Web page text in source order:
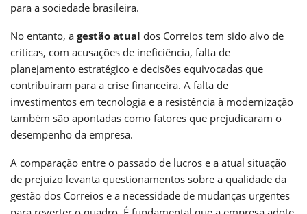
para a sociedade brasileira.
No entanto, a gestão atual dos Correios tem sido alvo de
críticas, com acusações de ineficiência, falta de
planejamento estratégico e decisões equivocadas que
contribuíram para a crise financeira. A falta de
investimentos em tecnologia e a resistência à modernização
também são apontadas como fatores que prejudicaram o
desempenho da empresa.
A comparação entre o passado de lucros e a atual situação
de prejuízo levanta questionamentos sobre a qualidade da
gestão dos Correios e a necessidade de mudanças urgentes